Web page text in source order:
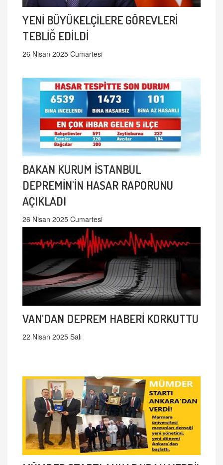
YENİ BÜYÜKELÇİLERE GÖREVLERİ
TEBLİĞ EDİLDİ
26 Nisan 2025 Cumartesi
BAKAN KURUM İSTANBUL
DEPREMİN'İN HASAR RAPORUNU
AÇIKLADI
26 Nisan 2025 Cumartesi
VAN'DAN DEPREM HABERİ KORKUTTU
22 Nisan 2025 Salı